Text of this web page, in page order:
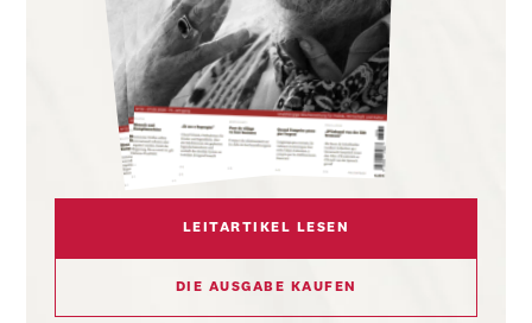
LEITARTIKEL LESEN
DIE AUSGABE KAUFEN